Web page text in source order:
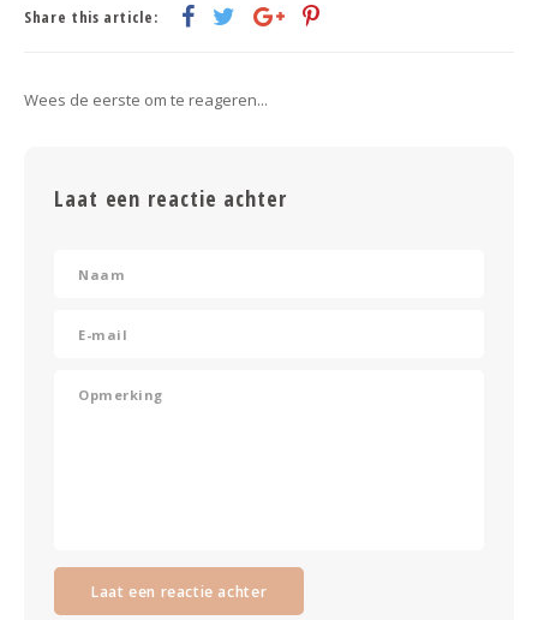
Share this article:
Wees de eerste om te reageren...
Laat een reactie achter
Laat een reactie achter